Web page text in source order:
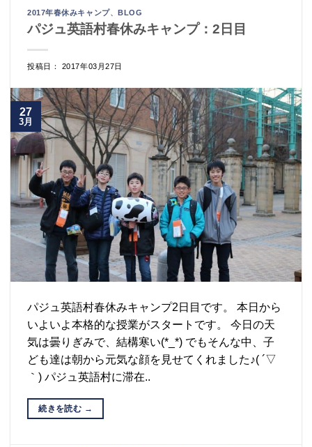
2017年春休みキャンプ、BLOG
パジュ英語村春休みキャンプ：2日目
投稿日： 2017年03月27日
27
3月
パジュ英語村春休みキャンプ2日目です。 本日から
いよいよ本格的な授業がスタートです。 今日の天
気は曇りぎみで、結構寒い(*_*) でもそんな中、子
ども達は朝から元気な顔を見せてくれました♪( ´▽
｀) パジュ英語村に滞在..
続きを読む →